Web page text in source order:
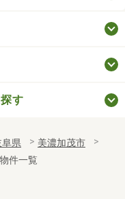
す
阜県
美濃加茂市
件一覧